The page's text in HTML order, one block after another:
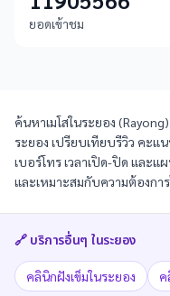
ยอดเข้าชม
ค้นหาเมโสในระยอง
ระยอง เปรียบเทียบรีวิว คะ
เบอร์โทร เวลาเปิด-ปิด และแ
และเหมาะสมกับความต้องการ
🔗 บริการอื่นๆ ในระยอง
คลินิกฝังเข็มในระยอง ค